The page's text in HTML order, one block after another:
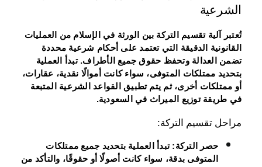
الشرعية
تُعتبر آلية تقسيم التركة بين الورثة في الإسلام من العمليات
القانونية الدقيقة التي تعتمد على أحكام شرعية محددة
تضمن العدالة وتحفظ حقوق جميع الأطراف. تبدأ العملية
بتحديد ممتلكات المتوفى، سواء كانت أموالًا نقدية، عقارات،
أو ممتلكات أخرى، ثم يتم تطبيق القواعد الشرعية المتبعة
في طريقة توزيع الميراث في السعودية.
مراحل تقسيم التركة:
حصر التركة: تبدأ العملية بتحديد جميع ممتلكات
المتوفى بدقة، سواء كانت أصولًا أو حقوقًا، والتأكد من